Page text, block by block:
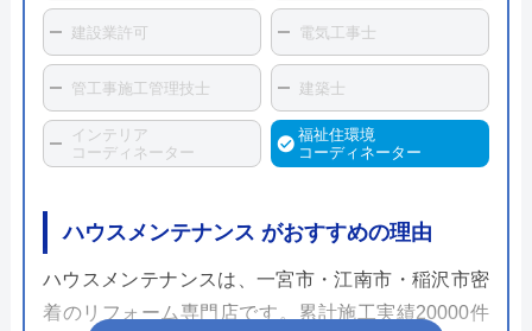
建設業許可 電気工事士
管工事施工管理技士 建築士
インテリア
コーディネーター
福祉住環境
コーディネーター
ハウスメンテナンス がおすすめの理由
ハウスメンテナンスは、一宮市・江南市・稲沢市密
着のリフォーム専門店です。累計施工実績20000件